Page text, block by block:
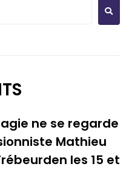
ne se regarde
Mathieu
les 15 et